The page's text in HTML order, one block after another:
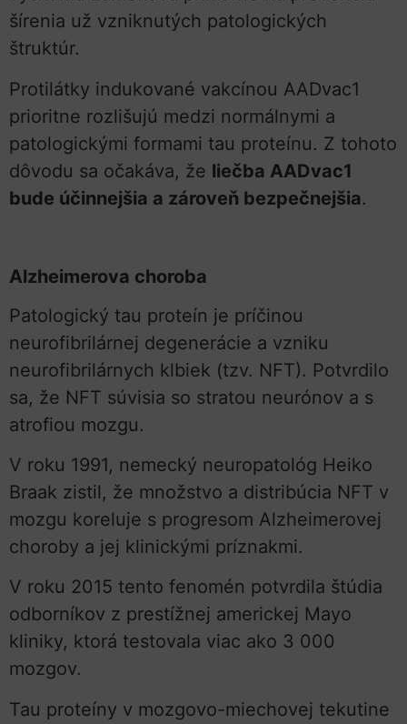
šírenia už vzniknutých patologických
štruktúr.
Protilátky indukované vakcínou AADvac1
prioritne rozlišujú medzi normálnymi a
patologickými formami tau proteínu. Z tohoto
dôvodu sa očakáva, že liečba AADvac1
bude účinnejšia a zároveň bezpečnejšia.
Alzheimerova choroba
Patologický tau proteín je príčinou
neurofibrilárnej degenerácie a vzniku
neurofibrilárnych klbiek (tzv. NFT). Potvrdilo
sa, že NFT súvisia so stratou neurónov a s
atrofiou mozgu.
V roku 1991, nemecký neuropatológ Heiko
Braak zistil, že množstvo a distribúcia NFT v
mozgu koreluje s progresom Alzheimerovej
choroby a jej klinickými príznakmi.
V roku 2015 tento fenomén potvrdila štúdia
odborníkov z prestížnej americkej Mayo
kliniky, ktorá testovala viac ako 3 000
mozgov.
Tau proteíny v mozgovo-miechovej tekutine